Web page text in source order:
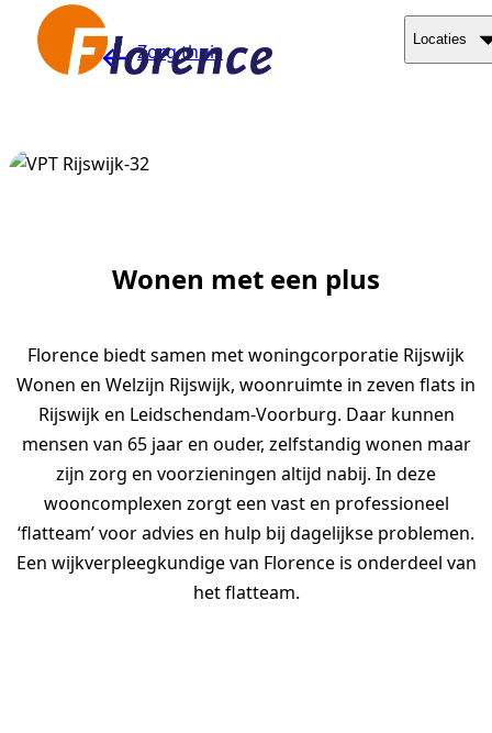
Naar hoofdinhoud
Locaties
Zorg thuis
Wonen met een plus
Florence biedt samen met woningcorporatie Rijswijk
Wonen en Welzijn Rijswijk, woonruimte in zeven flats in
Rijswijk en Leidschendam-Voorburg. Daar kunnen
mensen van 65 jaar en ouder, zelfstandig wonen maar
zijn zorg en voorzieningen altijd nabij. In deze
wooncomplexen zorgt een vast en professioneel
‘flatteam’ voor advies en hulp bij dagelijkse problemen.
Een wijkverpleegkundige van Florence is onderdeel van
het flatteam.